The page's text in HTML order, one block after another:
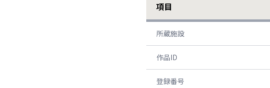
項目
所蔵施設
作品ID
登録番号